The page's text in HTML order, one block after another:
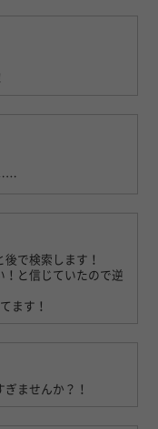
……
で検索します！
！と信じていたので逆
ます！
ませんか？！